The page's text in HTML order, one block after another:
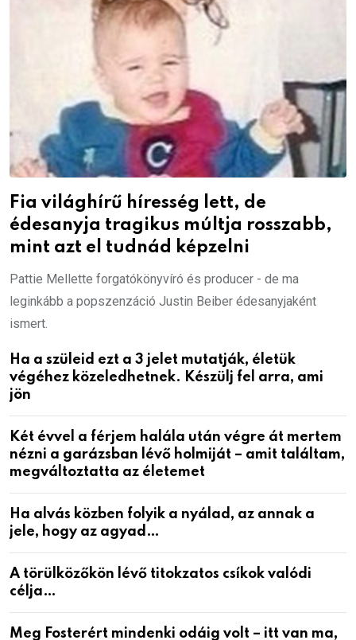
Fia világhírű híresség lett, de
édesanyja tragikus múltja rosszabb,
mint azt el tudnád képzelni
Pattie Mellette forgatókönyvíró és producer - de ma
leginkább a popszenzáció Justin Beiber édesanyjaként
ismert.
Ha a szüleid ezt a 3 jelet mutatják, életük
végéhez közeledhetnek. Készülj fel arra, ami
jön
Két évvel a férjem halála után végre át mertem
nézni a garázsban lévő holmiját – amit találtam,
megváltoztatta az életemet
Ha alvás közben folyik a nyálad, az annak a
jele, hogy az agyad…
A törülközőkön lévő titokzatos csíkok valódi
célja…
Meg Fosterért mindenki odáig volt – itt van ma,